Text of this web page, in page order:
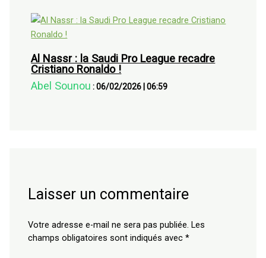
Al Nassr : la Saudi Pro League recadre
Cristiano Ronaldo !
Abel Sounou :06/02/2026 |06:59
Laisser un commentaire
Votre adresse e-mail ne sera pas publiée. Les
champs obligatoires sont indiqués avec*